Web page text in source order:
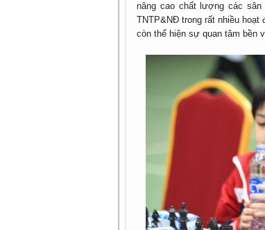
nâng cao chất lượng các
TNTP&NĐ trong rất nhiều
còn thể hiện sự quan tâm bền